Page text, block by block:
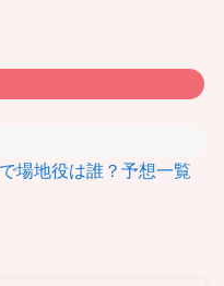
場地役は誰？予想一覧